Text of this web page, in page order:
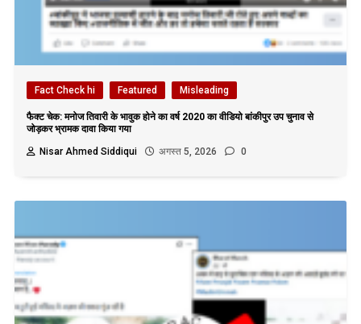
Fact Check hi Featured Misleading
फैक्ट चेक: मनोज तिवारी के भावुक होने का वर्ष 2020 का वीडियो बांकीपुर उप चुनाव से
जोड़कर भ्रामक दावा किया गया
Nisar Ahmed Siddiqui
अगस्त 5, 2026 0